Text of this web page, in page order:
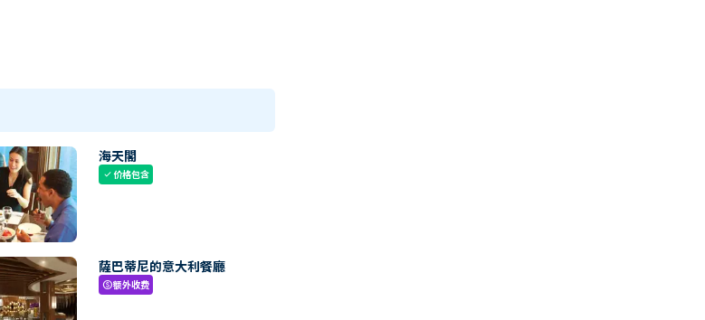
海天閣
check价格包含
薩巴蒂尼的意大利餐廳
paid额外收费